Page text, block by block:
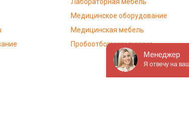
Медицинское оборудование
Медицинская мебель
Пробоотборники ручные
Менеджер
Я отвечу на